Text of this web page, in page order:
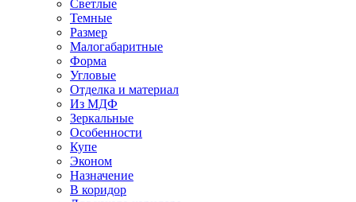
Светлые
Темные
Размер
Малогабаритные
Форма
Угловые
Отделка и материал
Из МДФ
Зеркальные
Особенности
Купе
Эконом
Назначение
В коридор